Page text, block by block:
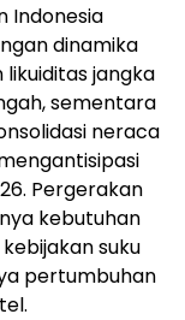
Indonesia
dinamika
jangka
sementara
neraca
Pergerakan
kebutuhan
suku
pertumbuhan